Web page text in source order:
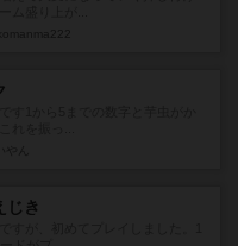
じき